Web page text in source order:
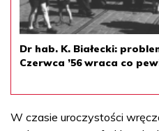
Dr hab. K. Białecki:
Czerwca ’56 wraca co
W czasie uroczystości